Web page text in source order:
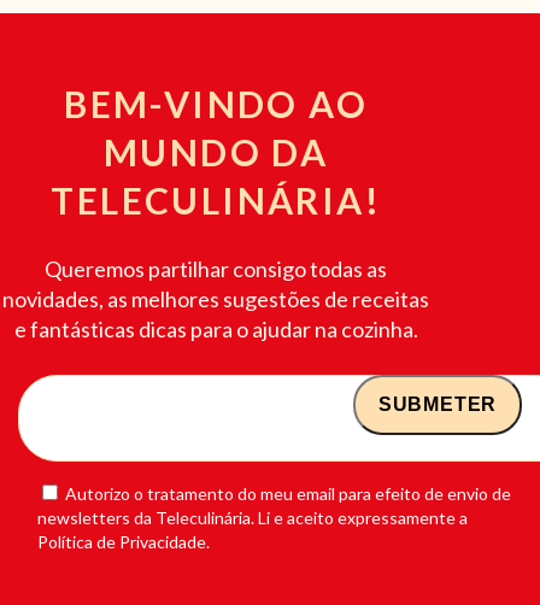
BEM-VINDO AO
MUNDO DA
TELECULINÁRIA!
Queremos partilhar consigo todas as
novidades, as melhores sugestões de receitas
e fantásticas dicas para o ajudar na cozinha.
Autorizo o tratamento do meu email para efeito de envio de
newsletters da Teleculinária. Li e aceito expressamente a
Política de Privacidade.